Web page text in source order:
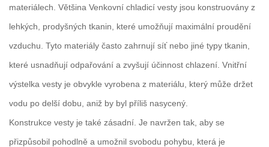
materiálech. Většina Venkovní chladicí vesty jsou konstruovány z
lehkých, prodyšných tkanin, které umožňují maximální proudění
vzduchu. Tyto materiály často zahrnují síť nebo jiné typy tkanin,
které usnadňují odpařování a zvyšují účinnost chlazení. Vnitřní
výstelka vesty je obvykle vyrobena z materiálu, který může držet
vodu po delší dobu, aniž by byl příliš nasycený.
Konstrukce vesty je také zásadní. Je navržen tak, aby se
přizpůsobil pohodlně a umožnil svobodu pohybu, která je